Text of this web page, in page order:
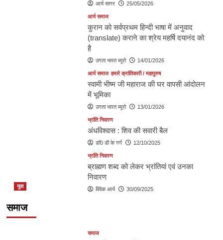
आर्य सागर 25/05/2026
आर्य समाज
कुरान को सर्वप्रथम हिन्दी भाषा में अनुवाद
(translate) कराने का श्रेय महर्षि दयानंद को
है
उगता भारत ब्यूरो 14/01/2026
आर्य समाज हमारे क्रांतिकारी / महापुरुष
स्वामी भीष्म जी महाराज की घर वापसी आंदोलन
में भूमिका
उगता भारत ब्यूरो 13/01/2026
भ्रांति निवारण
अंधविश्वास : शिव की सवारी बैल
डॉ0 डी के गर्ग 12/10/2025
भ्रांति निवारण
ब्राह्मण शब्द को लेकर भ्रांतियां एवं उनका
निवारण
विवेक आर्य 30/09/2025
समाज
युवा
आर्य सागर
समाज